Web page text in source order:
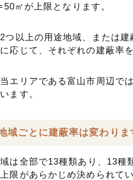
㎡が上限となります。
つ以上の用途地域、または
応じて、それぞれの建蔽率
エリアである富山市周辺で
ます。
域ごとに建蔽率は変わりま
は全部で13種類あり、13種
限があらかじめ決められてい